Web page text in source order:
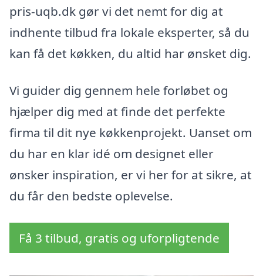
pris-uqb.dk gør vi det nemt for dig at
indhente tilbud fra lokale eksperter, så du
kan få det køkken, du altid har ønsket dig.
Vi guider dig gennem hele forløbet og
hjælper dig med at finde det perfekte
firma til dit nye køkkenprojekt. Uanset om
du har en klar idé om designet eller
ønsker inspiration, er vi her for at sikre, at
du får den bedste oplevelse.
Få 3 tilbud, gratis og uforpligtende